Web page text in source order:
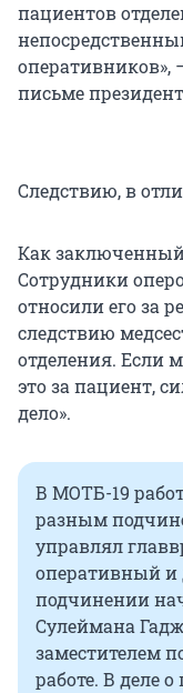
пациентов
оперативников»,
письме
Следствию, в
Как
Сотрудники
относили его за
следствию
отделения. Если
это за пациент,
дело».
В МОТБ-19
разным
управлял
оперативный и
подчинении
Сулеймана
заместителем
работе. В деле